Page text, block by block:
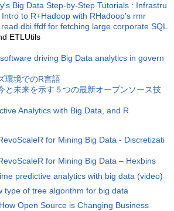
Big Data Step-by-Step Tutorials : Infrastru
to R+Hadoop with RHadoop's rmr
for fetching large corporate SQL
ETLUtils
driving Big Data analytics in govern
環境でのR言語
と未来を示す５つの最新オープンソース技
Analytics with Big Data, and R
for Mining Big Data - Discretizati
for Mining Big Data – Hexbins
predictive analytics with big data (video)
type of tree algorithm for big data
Open Source is Changing Business